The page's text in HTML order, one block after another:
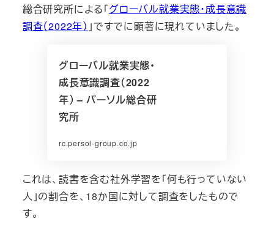
総合研究所による「グローバル就業実態・成長意識
調査（2022年） 」ですでに顕著に現れていました。
グローバル就業実態・
成長意識調査（2022
年） – パーソル総合研
究所
rc.persol-group.co.jp
これは、読書を含む社外学習を「何も行っていない
人」の割合を、18か国に対して調査をしたもので
す。